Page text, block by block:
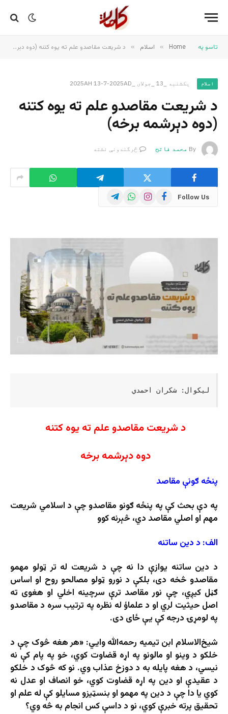
تاسو په Home
» اسلام » د شریعت مقاصدو علم ته یوه کتنه (دوه دېرشمه برخه)
اسلام یکشنبه _13 _جولای _2025AH 13-7-2025AD
د شریعت مقاصدو علم ته یوه کتنه
(دوه دېرشمه برخه)
By محمد فاتح څرگندونې نشته
Follow Us
Facebook
Instagram
WhatsApp
Telegram
لیکوال: شکران احمدي
د شریعت مقاصدو علم ته یوه کتنه
دوه دېرشمه برخه
پنځه ګونې مقاصد
په دې بحث کې په پنځه ګونو مقاصدو چې د اسلامي شریعت
مهم او اصلي مقاصد دي، څېرنه کوو
الف: د دین ساتنه
د دین ساتنه یوازې دا نه چې د شریعت له تر ټولو مهمو
مقاصدو څخه دی، بلکې د نورو ټولو مصالحو روح او اساس
ګڼل کیږي، چې نور مقاصد ترې سرچینه اخلي او هغوی ته
اصل حیثیت لري او د علماؤ له نظره په ترتیب سره د مقاصدو
په لومړۍ درجه کې یې ځای دی.
شیخ‌الاسلام ابن تیمیه رحمه‌الله وایي: «هر هغه څوک چې د
خلکو د وینو او مالونو په اړه قضاوت کوي، خو په پام کې نه
نیسي، د هغه پایله به د دوزخ عذاب وي. نو که څوک د خلکو
د عقیدې او دین په اړه قضاوت کوي، خو انصاف او عدل نه
کوي یا دا چې د دین په مهمو او بنسټیزو مسایلو کې له علم او
تحقیق پرته خبرې کوي، نو د داسې کس انجام به څه وي؟